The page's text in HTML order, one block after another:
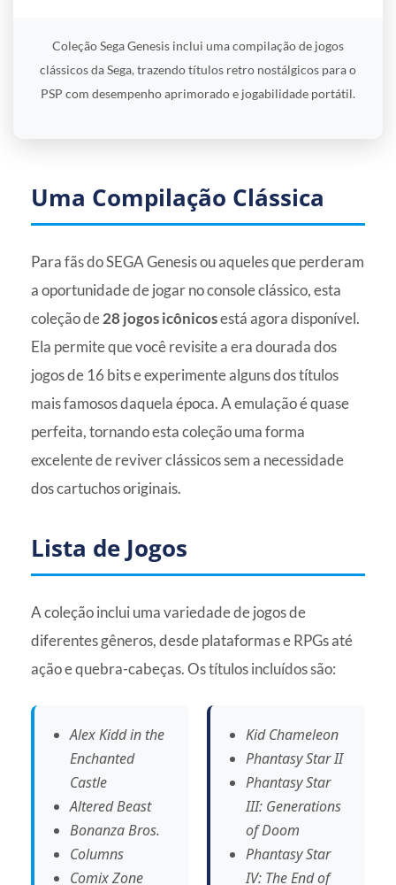
Coleção Sega Genesis inclui uma compilação de jogos
clássicos da Sega, trazendo títulos retro nostálgicos para o
PSP com desempenho aprimorado e jogabilidade portátil.
Uma Compilação Clássica
Para fãs do SEGA Genesis ou aqueles que perderam
a oportunidade de jogar no console clássico, esta
coleção de28 jogos icônicosestá agora disponível.
Ela permite que você revisite a era dourada dos
jogos de 16 bits e experimente alguns dos títulos
mais famosos daquela época. A emulação é quase
perfeita, tornando esta coleção uma forma
excelente de reviver clássicos sem a necessidade
dos cartuchos originais.
Lista de Jogos
A coleção inclui uma variedade de jogos de
diferentes gêneros, desde plataformas e RPGs até
ação e quebra-cabeças. Os títulos incluídos são:
Alex Kidd in the
Enchanted
Castle
Altered Beast
Bonanza Bros.
Columns
Comix Zone
Kid Chameleon
Phantasy Star II
Phantasy Star
III: Generations
of Doom
Phantasy Star
IV: The End of